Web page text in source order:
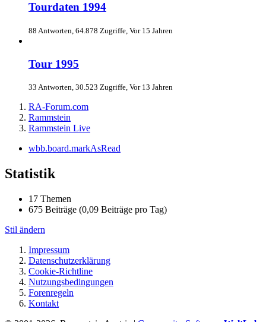
Tourdaten 1994
88 Antworten, 64.878 Zugriffe, Vor 15 Jahren
Tour 1995
33 Antworten, 30.523 Zugriffe, Vor 13 Jahren
RA-Forum.com
Rammstein
Rammstein Live
wbb.board.markAsRead
Statistik
17 Themen
675 Beiträge (0,09 Beiträge pro Tag)
Stil ändern
Impressum
Datenschutzerklärung
Cookie-Richtline
Nutzungsbedingungen
Forenregeln
Kontakt